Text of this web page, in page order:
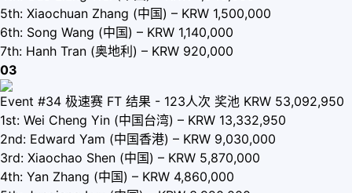
5th: Xiaochuan Zhang (中国) – KRW 1,500,000
6th: Song Wang (中国) – KRW 1,140,000
7th: Hanh Tran (奥地利) – KRW 920,000
03
Event #34 极速赛 FT 结果 - 123人次 奖池 KRW 53,092,950
1st: Wei Cheng Yin (中国台湾) – KRW 13,332,950
2nd: Edward Yam (中国香港) – KRW 9,030,000
3rd: Xiaochao Shen (中国) – KRW 5,870,000
4th: Yan Zhang (中国) – KRW 4,860,000